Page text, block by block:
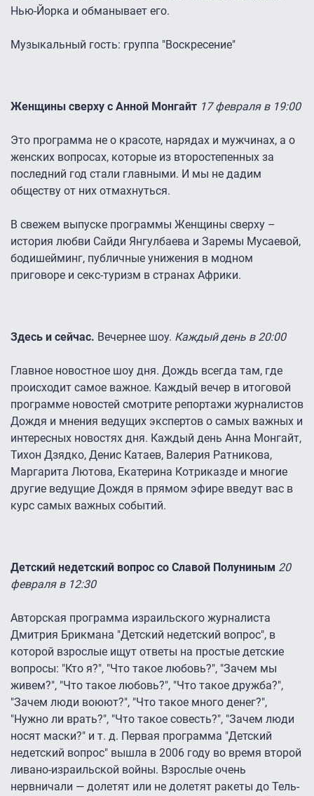
Нью-Йорка и обманывает его.
Музыкальный гость: группа "Воскресение"
Женщины сверху с Анной Монгайт 17 февраля в 19:00
Это программа не о красоте, нарядах и мужчинах, а о
женских вопросах, которые из второстепенных за
последний год стали главными. И мы не дадим
обществу от них отмахнуться.
В свежем выпуске программы Женщины сверху –
история любви Сайди Янгулбаева и Заремы Мусаевой,
бодишейминг, публичные унижения в модном
приговоре и секс-туризм в странах Африки.
Здесь и сейчас. Вечернее шоу. Каждый день в 20:00
Главное новостное шоу дня. Дождь всегда там, где
происходит самое важное. Каждый вечер в итоговой
программе новостей смотрите репортажи журналистов
Дождя и мнения ведущих экспертов о самых важных и
интересных новостях дня. Каждый день Анна Монгайт,
Тихон Дзядко, Денис Катаев, Валерия Ратникова,
Маргарита Лютова, Екатерина Котриказде и многие
другие ведущие Дождя в прямом эфире введут вас в
курс самых важных событий.
Детский недетский вопрос со Славой Полуниным 20
февраля в 12:30
Авторская программа израильского журналиста
Дмитрия Брикмана "Детский недетский вопрос", в
которой взрослые ищут ответы на простые детские
вопросы: "Кто я?", "Что такое любовь?", "Зачем мы
живем?", "Что такое любовь?", "Что такое дружба?",
"Зачем люди воюют?", "Что такое много денег?",
"Нужно ли врать?", "Что такое совесть?", "Зачем люди
носят маски?" и т. д. Первая программа "Детский
недетский вопрос" вышла в 2006 году во время второй
ливано-израильской войны. Взрослые очень
нервничали — долетят или не долетят ракеты до Тель-